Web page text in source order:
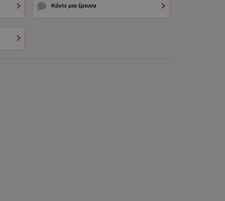
Κάντε μια έρευνα